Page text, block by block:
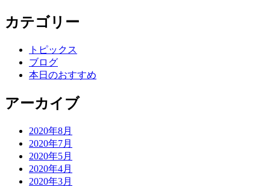
カテゴリー
トピックス
ブログ
本日のおすすめ
アーカイブ
2020年8月
2020年7月
2020年5月
2020年4月
2020年3月